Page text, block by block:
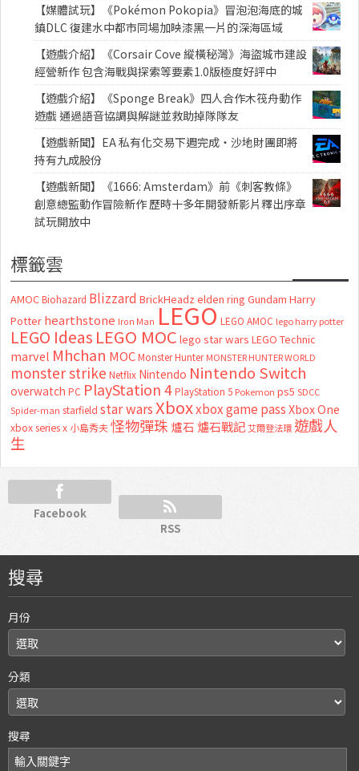
【媒體試玩】《Pokémon Pokopia》冒泡泡海底的城
鎮DLC 復建水中都市同場加映漆黑一片的深海區域
【遊戲介紹】《Corsair Cove 縱橫秘灣》海盜城市建設
經營新作 包含海戰與探索等要素1.0版極度好評中
【遊戲介紹】《Sponge Break》四人合作木筏舟動作
遊戲 通過語音協調與解謎並救助掉隊隊友
【遊戲新聞】EA 私有化交易下週完成・沙地財團即將
持有九成股份
【遊戲新聞】《1666: Amsterdam》前《刺客教條》
創意總監動作冒險新作 歷時十多年開發新影片釋出序章
試玩開放中
標籤雲
AMOC Biohazard Blizzard BrickHeadz elden ring Gundam Harry
Potter hearthstone Iron Man LEGO LEGO AMOC lego harry potter
LEGO Ideas LEGO MOC lego star wars LEGO Technic
marvel Mhchan MOC Monster Hunter MONSTER HUNTER WORLD
monster strike Netflix Nintendo Nintendo Switch
overwatch PC PlayStation 4 PlayStation 5 Pokemon ps5 SDCC
Spider-man starfield star warsXboxxbox game passXbox One
xbox series x 小島秀夫怪物彈珠 爐石 爐石戰記艾爾登法環 遊戲人
生
Facebook
RSS
搜尋
月份
分類
搜尋